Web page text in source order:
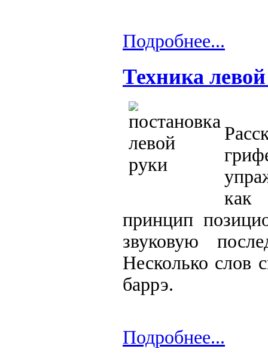
Подробнее...
Техника
как
принцип
звуковую
Несколько слов
баррэ.
Подробнее...